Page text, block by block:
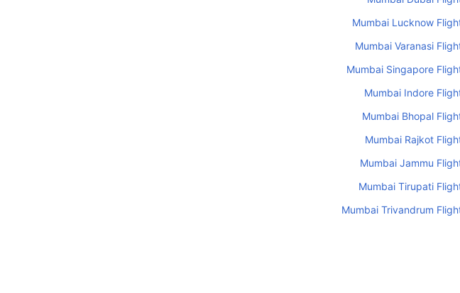
Mumbai Lucknow
Mumbai Varanasi
Mumbai Singapore
Mumbai Indore
Mumbai Bhopal
Mumbai Rajkot
Mumbai Jammu
Mumbai Tirupati
Mumbai Trivandrum